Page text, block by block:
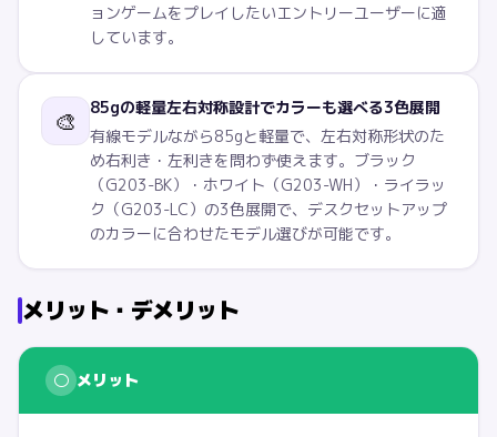
ョンゲームをプレイしたいエントリーユーザーに適
しています。
🎨
85gの軽量左右対称設計でカラーも選べる3色展開
有線モデルながら85gと軽量で、左右対称形状のた
め右利き・左利きを問わず使えます。ブラック
（G203-BK）・ホワイト（G203-WH）・ライラッ
ク（G203-LC）の3色展開で、デスクセットアップ
のカラーに合わせたモデル選びが可能です。
メリット・デメリット
○ メリット